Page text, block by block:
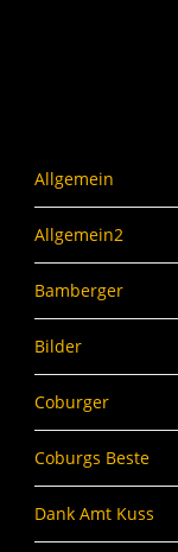
Allgemein
Allgemein2
Bamberger
Bilder
Coburger
Coburgs Beste
Dank Amt Kuss